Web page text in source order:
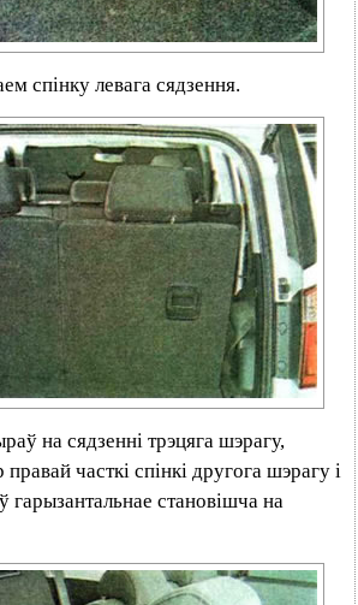
спінку левага сядзення.
на сядзенні трэцяга шэрагу,
часткі спінкі другога шэрагу і
гарызантальнае становішча на